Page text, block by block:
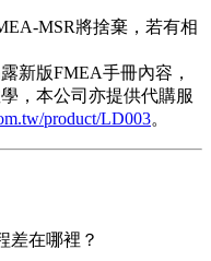
MSR將捨棄，若有相
新版FMEA手冊內容，
，本公司亦提供代購服
product/LD003。
差在哪裡？